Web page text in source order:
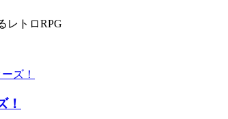
レトロRPG
！